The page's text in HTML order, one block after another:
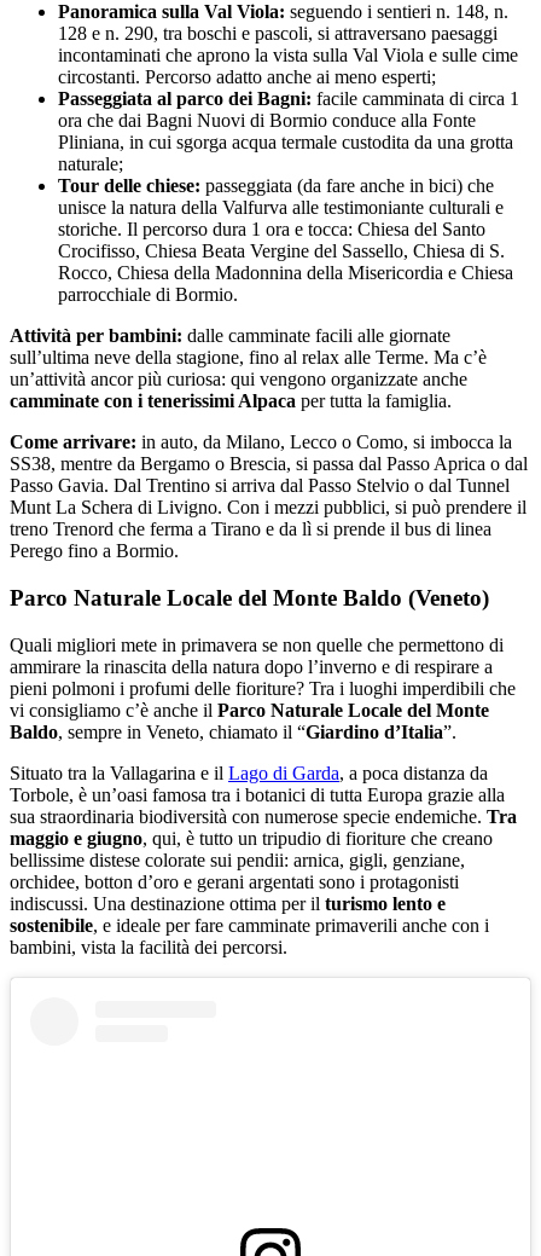
Panoramica sulla Val Viola: seguendo i sentieri n. 148, n.
128 e n. 290, tra boschi e pascoli, si attraversano paesaggi
incontaminati che aprono la vista sulla Val Viola e sulle cime
circostanti. Percorso adatto anche ai meno esperti;
Passeggiata al parco dei Bagni: facile camminata di circa 1
ora che dai Bagni Nuovi di Bormio conduce alla Fonte
Pliniana, in cui sgorga acqua termale custodita da una grotta
naturale;
Tour delle chiese: passeggiata (da fare anche in bici) che
unisce la natura della Valfurva alle testimoniante culturali e
storiche. Il percorso dura 1 ora e tocca: Chiesa del Santo
Crocifisso, Chiesa Beata Vergine del Sassello, Chiesa di S.
Rocco, Chiesa della Madonnina della Misericordia e Chiesa
parrocchiale di Bormio.
Attività per bambini: dalle camminate facili alle giornate
sull’ultima neve della stagione, fino al relax alle Terme. Ma c’è
un’attività ancor più curiosa: qui vengono organizzate anche
camminate con i tenerissimi Alpaca per tutta la famiglia.
Come arrivare: in auto, da Milano, Lecco o Como, si imbocca la
SS38, mentre da Bergamo o Brescia, si passa dal Passo Aprica o dal
Passo Gavia. Dal Trentino si arriva dal Passo Stelvio o dal Tunnel
Munt La Schera di Livigno. Con i mezzi pubblici, si può prendere il
treno Trenord che ferma a Tirano e da lì si prende il bus di linea
Perego fino a Bormio.
Parco Naturale Locale del Monte Baldo (Veneto)
Quali migliori mete in primavera se non quelle che permettono di
ammirare la rinascita della natura dopo l’inverno e di respirare a
pieni polmoni i profumi delle fioriture? Tra i luoghi imperdibili che
vi consigliamo c’è anche il Parco Naturale Locale del Monte
Baldo, sempre in Veneto, chiamato il “Giardino d’Italia”.
Situato tra la Vallagarina e il Lago di Garda, a poca distanza da
Torbole, è un’oasi famosa tra i botanici di tutta Europa grazie alla
sua straordinaria biodiversità con numerose specie endemiche. Tra
maggio e giugno, qui, è tutto un tripudio di fioriture che creano
bellissime distese colorate sui pendii: arnica, gigli, genziane,
orchidee, botton d’oro e gerani argentati sono i protagonisti
indiscussi. Una destinazione ottima per il turismo lento e
sostenibile, e ideale per fare camminate primaverili anche con i
bambini, vista la facilità dei percorsi.